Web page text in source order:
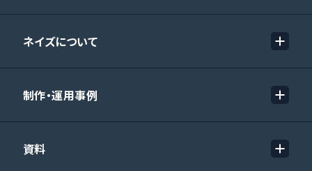
ネイズについて
制作・運用事例
資料